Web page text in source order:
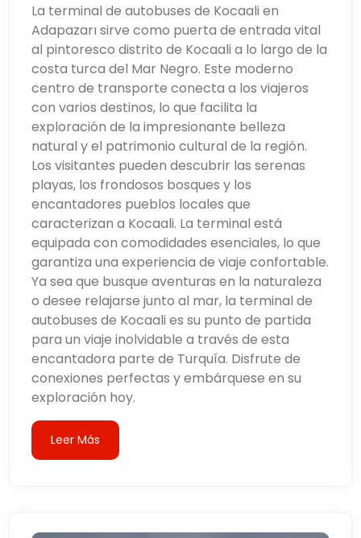
La terminal de autobuses de Kocaali en
Adapazarı sirve como puerta de entrada vital
al pintoresco distrito de Kocaali a lo largo de la
costa turca del Mar Negro. Este moderno
centro de transporte conecta a los viajeros
con varios destinos, lo que facilita la
exploración de la impresionante belleza
natural y el patrimonio cultural de la región.
Los visitantes pueden descubrir las serenas
playas, los frondosos bosques y los
encantadores pueblos locales que
caracterizan a Kocaali. La terminal está
equipada con comodidades esenciales, lo que
garantiza una experiencia de viaje confortable.
Ya sea que busque aventuras en la naturaleza
o desee relajarse junto al mar, la terminal de
autobuses de Kocaali es su punto de partida
para un viaje inolvidable a través de esta
encantadora parte de Turquía. Disfrute de
conexiones perfectas y embárquese en su
exploración hoy.
Leer Más